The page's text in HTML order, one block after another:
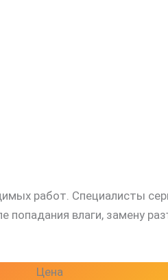
работ. Специалисты
влаги, замену
Цена